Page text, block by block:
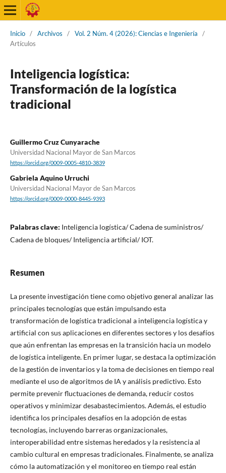
Inicio / Archivos / Vol. 2 Núm. 4 (2026): Ciencias e Ingeniería
/
Artículos
Inteligencia logística:
Transformación de la logística
tradicional
Guillermo Cruz Cunyarache
Universidad Nacional Mayor de San Marcos
https://orcid.org/0009-0005-4810-3839
Gabriela Aquino Urruchi
Universidad Nacional Mayor de San Marcos
https://orcid.org/0009-0000-8445-9393
Palabras clave: Inteligencia logística/ Cadena de suministros/
Cadena de bloques/ Inteligencia artificial/ IOT.
Resumen
La presente investigación tiene como objetivo general analizar las
principales tecnologías que están impulsando esta
transformación de logística tradicional a inteligencia logística y
artificial con sus aplicaciones en diferentes sectores y los desafíos
que aún enfrentan las empresas en la transición hacia un modelo
de logística inteligente. En primer lugar, se destaca la optimización
de la gestión de inventarios y la toma de decisiones en tiempo real
mediante el uso de algoritmos de IA y análisis predictivo. Esto
permite prevenir fluctuaciones de demanda, reducir costos
operativos y minimizar desabastecimientos. Además, el estudio
identifica los principales desafíos en la adopción de estas
tecnologías, incluyendo barreras organizacionales,
interoperabilidad entre sistemas heredados y la resistencia al
cambio cultural en empresas tradicionales. Finalmente, se analiza
cómo la automatización y el monitoreo en tiempo real están